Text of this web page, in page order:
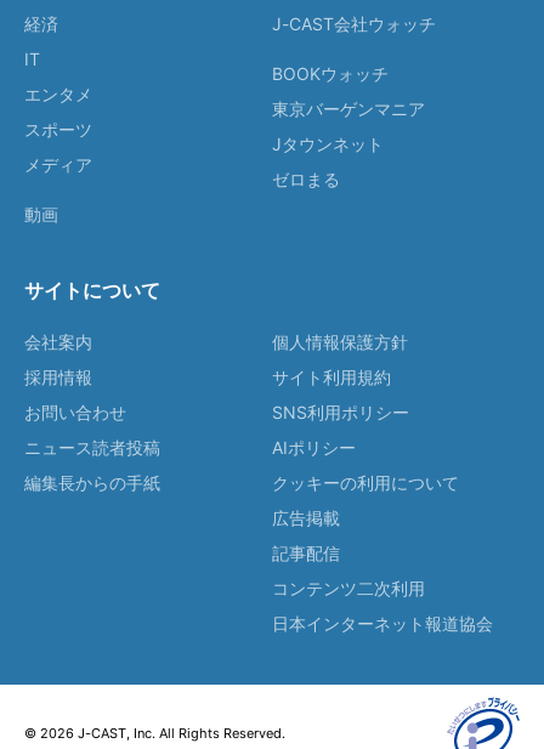
経済
IT
エンタメ
スポーツ
メディア
動画
J-CAST会社ウォッチ
BOOKウォッチ
東京バーゲンマニア
Jタウンネット
ゼロまる
サイトについて
会社案内
採用情報
お問い合わせ
ニュース読者投稿
編集長からの手紙
個人情報保護方針
サイト利用規約
SNS利用ポリシー
AIポリシー
クッキーの利用について
広告掲載
記事配信
コンテンツ二次利用
日本インターネット報道協会
© 2026 J-CAST, Inc. All Rights Reserved.